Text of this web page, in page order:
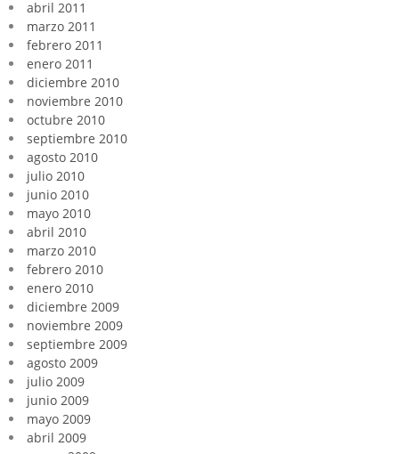
abril 2011
marzo 2011
febrero 2011
enero 2011
diciembre 2010
noviembre 2010
octubre 2010
septiembre 2010
agosto 2010
julio 2010
junio 2010
mayo 2010
abril 2010
marzo 2010
febrero 2010
enero 2010
diciembre 2009
noviembre 2009
septiembre 2009
agosto 2009
julio 2009
junio 2009
mayo 2009
abril 2009